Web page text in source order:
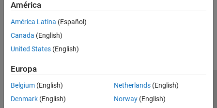
América
América Latina (Español)
Canada (English)
United States (English)
Europa
Belgium (English)
Denmark (English)
Netherlands(English)
Norway(English)
Centro de confianza
Marcas comerciales
Política de privacidad
Antipiratería
Estado de las aplicaciones